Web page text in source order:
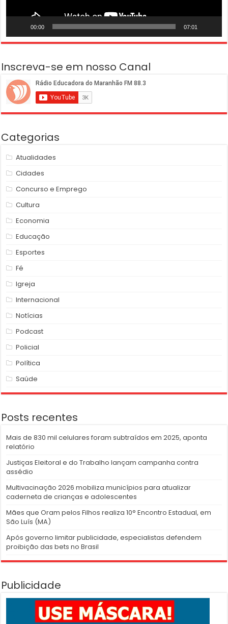
00:00 07:01
Inscreva-se em nosso Canal
Categorias
Atualidades
Cidades
Concurso e Emprego
Cultura
Economia
Educação
Esportes
Fé
Igreja
Internacional
Notícias
Podcast
Policial
Política
Saúde
Posts recentes
Mais de 830 mil celulares foram subtraídos em 2025, aponta
relatório
Justiças Eleitoral e do Trabalho lançam campanha contra
assédio
Multivacinação 2026 mobiliza municípios para atualizar
caderneta de crianças e adolescentes
Mães que Oram pelos Filhos realiza 10° Encontro Estadual, em
São Luís (MA)
Após governo limitar publicidade, especialistas defendem
proibição das bets no Brasil
Publicidade